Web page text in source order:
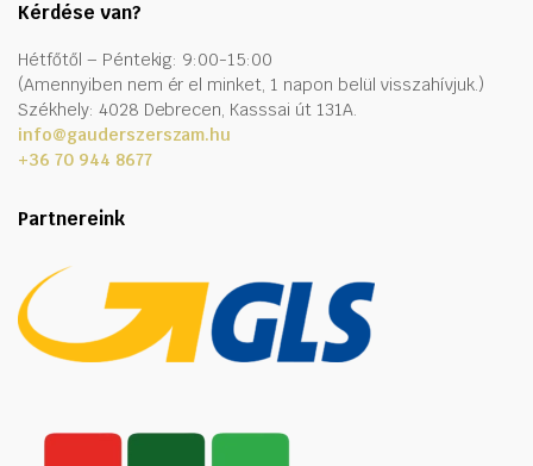
Kérdése van?
Hétfőtől – Péntekig: 9:00-15:00
(Amennyiben nem ér el minket, 1 napon belül visszahívjuk.)
Székhely: 4028 Debrecen, Kasssai út 131A.
info@gauderszerszam.hu
+36 70 944 8677
Partnereink